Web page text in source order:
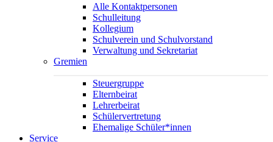
Alle Kontaktpersonen
Schulleitung
Kollegium
Schulverein und Schulvorstand
Verwaltung und Sekretariat
Gremien
Steuergruppe
Elternbeirat
Lehrerbeirat
Schülervertretung
Ehemalige Schüler*innen
Service